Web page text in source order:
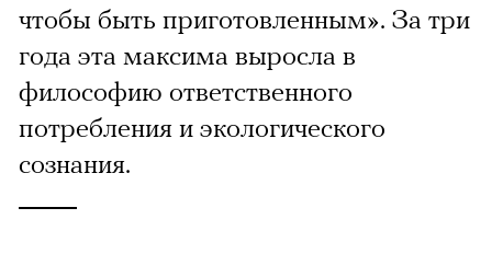
чтобы быть приготовленным». За три
года эта максима выросла в
философию ответственного
потребления и экологического
сознания.